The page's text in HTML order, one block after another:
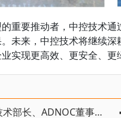
重要推动者，中控技术
未来，中控技术将继续
实现更高效、更安全、更
▪ 阿联酋工业与先进技术部长、ADNOC董事总经理一行与中控技术举行会谈，探索工业AI合作新路径